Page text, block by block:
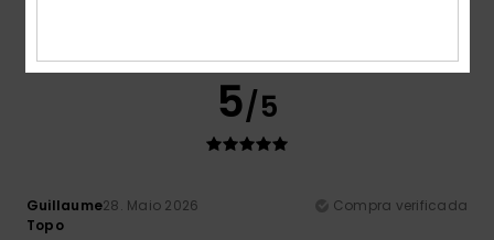
5/5
Guillaume28. Maio 2026
Compra verificada
Topo